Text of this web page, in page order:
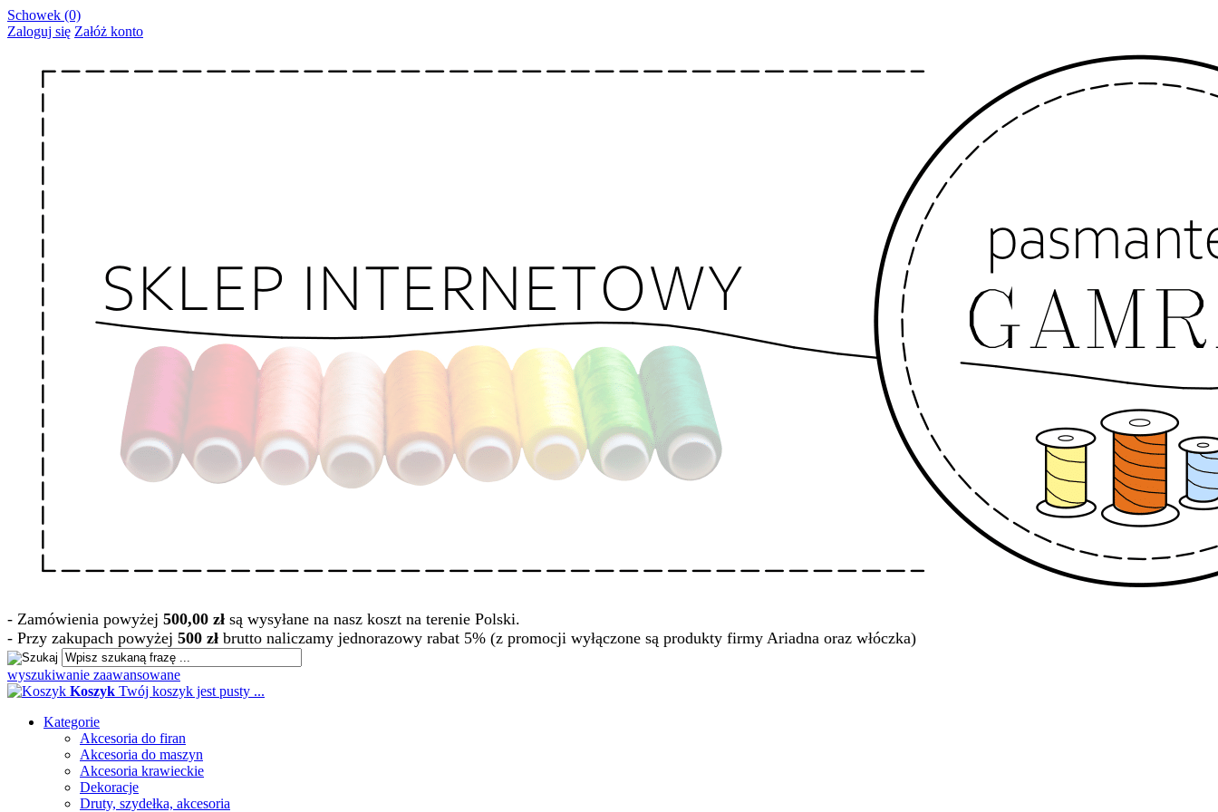
Schowek (0)
Zaloguj się Załóż konto
- Zamówienia powyżej 500,00 zł są wysyłane na nasz koszt na terenie Polski.
- Przy zakupach powyżej 500 zł brutto naliczamy jednorazowy rabat 5% (z promocji wyłączone są produkty firmy Ariadna oraz włóczka)
wyszukiwanie zaawansowane
Koszyk Twój koszyk jest pusty ...
Kategorie
Akcesoria do firan
Akcesoria do maszyn
Akcesoria krawieckie
Dekoracje
Druty, szydełka, akcesoria